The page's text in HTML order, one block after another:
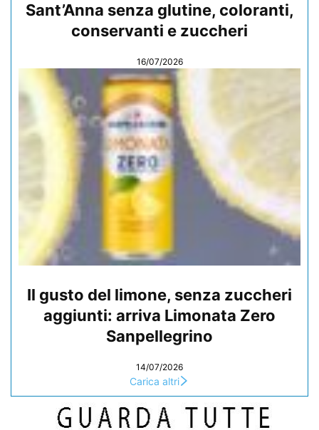
Sant’Anna senza glutine, coloranti,
conservanti e zuccheri
16/07/2026
Il gusto del limone, senza zuccheri
aggiunti: arriva Limonata Zero
Sanpellegrino
14/07/2026
Carica altri